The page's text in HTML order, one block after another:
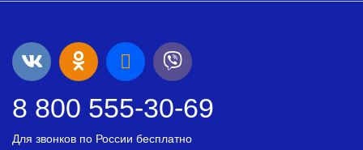
8 800 555-30-69
Для звонков по России бесплатно